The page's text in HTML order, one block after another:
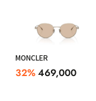
MONCLER
32%469,000